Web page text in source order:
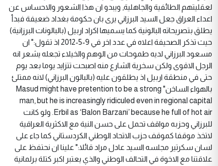
لعقليتهم الطائفية والجاهلية, ويبدو ان هذا الشعور والاحساس عن
اعداء العراق جعل السيد البرزاني يرى بان حكومة بغداد ضعيفة فبدأ
يطلق بتصريحاته البالونية كما يسميها اكراد اربيل (بالبالونات البرزانية)
حيث تذكر الصحيفة اعلاه في عدد اخر في 9-5-2012 اذ تقول:" ان
مسعود البرزاني لديه طموحات من الوهم والخيلاء تجعله يشعر انه
الرجل الاقوى ولكن سخرية الشارع منه اصبحت تتزايد يوما بعد يوم
حتى في منطقة اربيل اذ يطلقون عليه (بالبالون البرزاني) لانه ممتلئ
بالهواء الساخن" Masud might have pretention to be a strong
man, but he is increasingly ridiculed even in regional capital
Erbil as ‘Balon Barzani’ because he full of hot air. ولو كانت
للبرزاني وحزبه مواقف تحمل على حسن النية مع الاكثرية العراقية
لاتخذ موقفا كموقف حزب الاتحاد الوطني الكردستاني كما جاء على
لسان سكرتير مجلسه السيد عادل مراد قائلا:" علينا ان نحتفظ على
علاقتنا مع الاخوة في التحالف الوطني والذي يعتبر اكبر كتلة برلمانية